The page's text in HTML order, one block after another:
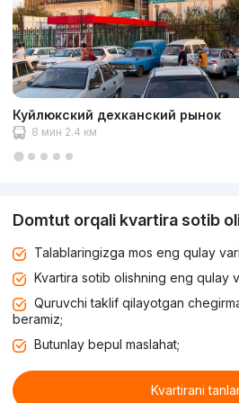
Куйлюкский дехканский рынок
8 мин 2.4 км
Domtut orqali kvartira sotib
Talablaringizga mos eng qulay
Kvartira sotib olishning eng qulay
Quruvchi taklif qilayotgan
beramiz;
Butunlay bepul maslahat;
Kvartirani